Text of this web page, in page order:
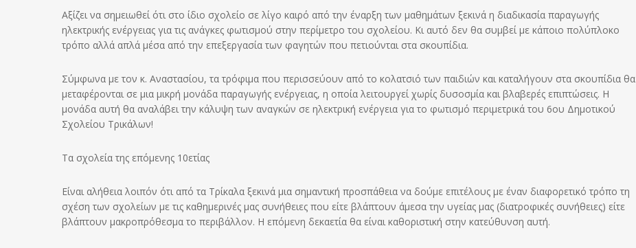
Αξίζει να σημειωθεί ότι στο ίδιο σχολείο σε λίγο καιρό από την έναρξη των μαθημάτων ξεκινά η διαδικασία παραγωγής
ηλεκτρικής ενέργειας για τις ανάγκες φωτισμού στην περίμετρο του σχολείου. Κι αυτό δεν θα συμβεί με κάποιο πολύπλοκο
τρόπο αλλά απλά μέσα από την επεξεργασία των φαγητών που πετιούνται στα σκουπίδια.
Σύμφωνα με τον κ. Αναστασίου, τα τρόφιμα που περισσεύουν από το κολατσιό των παιδιών και καταλήγουν στα σκουπίδια θα
μεταφέρονται σε μια μικρή μονάδα παραγωγής ενέργειας, η οποία λειτουργεί χωρίς δυσοσμία και βλαβερές επιπτώσεις. Η
μονάδα αυτή θα αναλάβει την κάλυψη των αναγκών σε ηλεκτρική ενέργεια για το φωτισμό περιμετρικά του 6ου Δημοτικού
Σχολείου Τρικάλων!
Τα σχολεία της επόμενης 10ετίας
Είναι αλήθεια λοιπόν ότι από τα Τρίκαλα ξεκινά μια σημαντική προσπάθεια να δούμε επιτέλους με έναν διαφορετικό τρόπο τη
σχέση των σχολείων με τις καθημερινές μας συνήθειες που είτε βλάπτουν άμεσα την υγείας μας (διατροφικές συνήθειες) είτε
βλάπτουν μακροπρόθεσμα το περιβάλλον. Η επόμενη δεκαετία θα είναι καθοριστική στην κατεύθυνση αυτή.